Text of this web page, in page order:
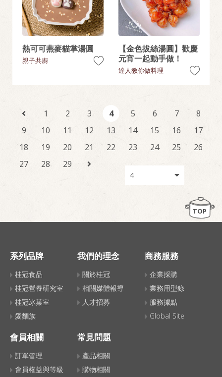
熱可可燕麥貓掌湯圓
親子共廚
【金色拔絲湯圓】歡慶
元宵一起動手做！
達人教你做料理
1 2 3 4 5 6 7
8
9
10 11 12 13 14 15 16
17
18
19 20 21 22 23 24 25
26
27
28 29
TOP
系列品牌
桂冠食品
桂冠營養研究室
桂冠冰菓室
愛麵族
我們的理念
關於桂冠
相關媒體報導
人才招募
商務服務
企業採購
業務用型錄
服務據點
Global Site
會員相關
訂單管理
會員權益與等級
常見問題
產品相關
購物相關